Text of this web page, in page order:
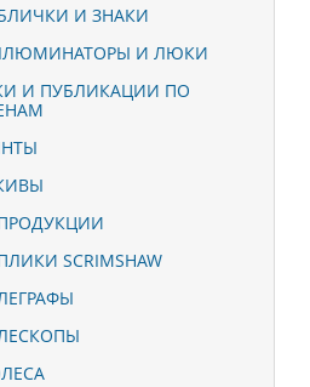
И ЗНАКИ
И ЛЮКИ
И ПУБЛИКАЦИИ ПО
SCRIMSHAW